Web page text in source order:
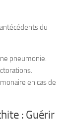
du
pneumonie.
en cas de
: Guérir